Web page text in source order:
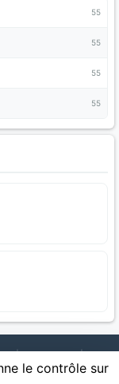
55
55
55
55
| Communes |
| Forets |
le contrôle sur